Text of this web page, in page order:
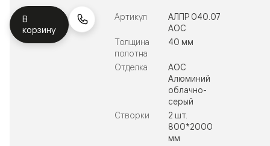
В
корзину
Артикул
АЛПР 040.07
АОС
Толщина
полотна
40 мм
Отделка
АОС
Алюминий
облачно-
серый
Створки
2 шт.
800*2000
мм